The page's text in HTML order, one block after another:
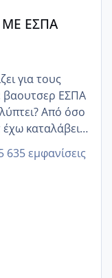
ΜΕ ΕΣΠΑ
για τους
βαουτσερ ΕΣΠΑ
Από όσο
έχω καταλάβει
όλα τα
του ιδιωτικού
635 εμφανίσεις